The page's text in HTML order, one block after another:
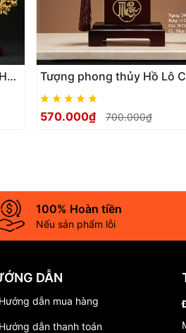
|
Tượng phong thủy Hồ Lô
Trượng Như Ý Treo Vàng
tân gia , khai trương
570.000₫ 700.000₫
100% Hoàn tiền
Nếu sản phẩm lỗi
DẪN
Hướng dẫn mua hàng
Hướng dẫn thanh toán